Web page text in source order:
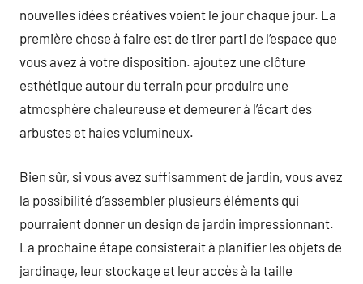
nouvelles idées créatives voient le jour chaque jour. La
première chose à faire est de tirer parti de l’espace que
vous avez à votre disposition. ajoutez une clôture
esthétique autour du terrain pour produire une
atmosphère chaleureuse et demeurer à l’écart des
arbustes et haies volumineux.
Bien sûr, si vous avez suffisamment de jardin, vous avez
la possibilité d’assembler plusieurs éléments qui
pourraient donner un design de jardin impressionnant.
La prochaine étape consisterait à planifier les objets de
jardinage, leur stockage et leur accès à la taille